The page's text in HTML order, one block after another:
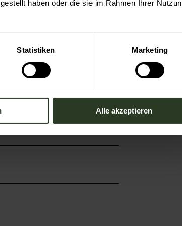
haben oder die sie im Rahmen Ihrer
Statistiken Marketing
Alle akzeptieren
sich die S-Bahn-
Baiersbronn zur